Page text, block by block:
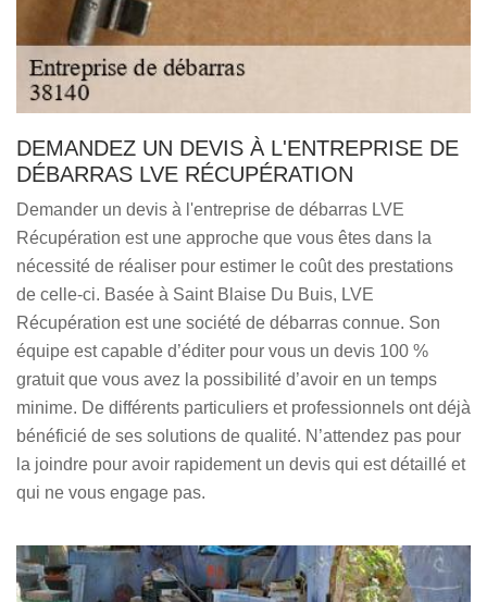
DEMANDEZ UN DEVIS À L'ENTREPRISE DE
DÉBARRAS LVE RÉCUPÉRATION
Demander un devis à l'entreprise de débarras LVE
Récupération est une approche que vous êtes dans la
nécessité de réaliser pour estimer le coût des prestations
de celle-ci. Basée à Saint Blaise Du Buis, LVE
Récupération est une société de débarras connue. Son
équipe est capable d’éditer pour vous un devis 100 %
gratuit que vous avez la possibilité d’avoir en un temps
minime. De différents particuliers et professionnels ont déjà
bénéficié de ses solutions de qualité. N’attendez pas pour
la joindre pour avoir rapidement un devis qui est détaillé et
qui ne vous engage pas.